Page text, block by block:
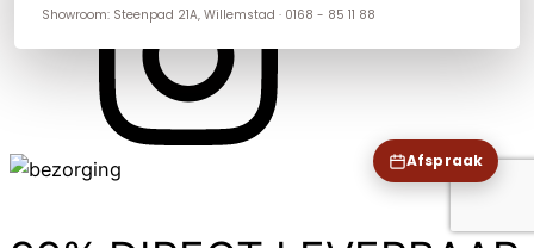
Afspraak
Showroom: Steenpad 21A, Willemstad · 0168 - 85 11 88